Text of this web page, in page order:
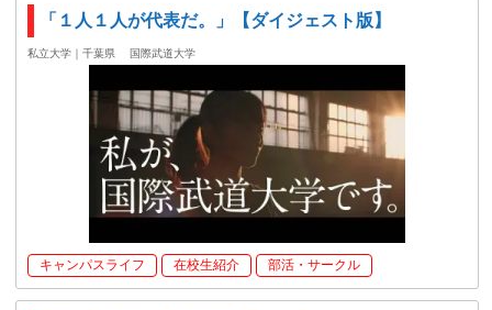
「１人１人が代表だ。」【ダイジェスト版】
私立大学｜千葉県 国際武道大学
キャンパスライフ 在校生紹介 部活・サークル